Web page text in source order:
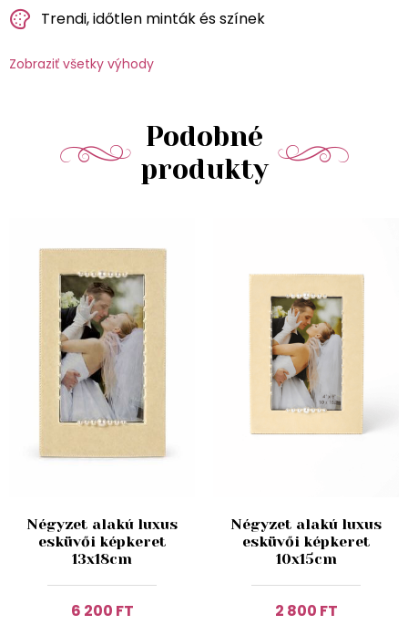
Trendi, időtlen minták és színek
Zobraziť všetky výhody
Podobné
produkty
Négyzet alakú luxus
esküvői képkeret
13x18cm
6 200 FT
Négyzet alakú luxus
esküvői képkeret
10x15cm
2 800 FT